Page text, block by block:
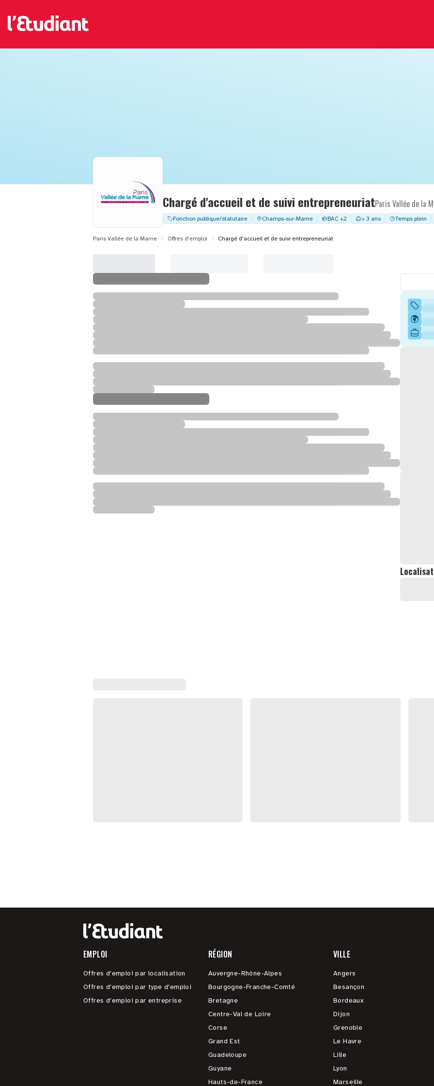
Chargé d'accueil et de suivi entrepreneuriatParis Vallée de la
Fonction publique/statutaire Champs-sur-Marne BAC +2 > 3 ans Temps plein
Paris Vallée de la Marne Offres d'emploi Chargé d'accueil et de suivi entrepreneuriat
EMPLOI
Offres d'emploi par localisation
Offres d'emploi par type d'emploi
Offres d'emploi par entreprise
RÉGION
Auvergne-Rhône-Alpes
Bourgogne-Franche-Comté
Bretagne
Centre-Val de Loire
Corse
Grand Est
Guadeloupe
Guyane
Hauts-de-France
VILLE
Angers
Besançon
Bordeaux
Dijon
Grenoble
Le Havre
Lille
Lyon
Marseille